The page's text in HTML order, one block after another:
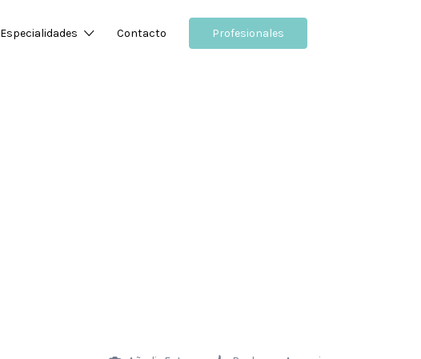
Especialidades Contacto Profesionales